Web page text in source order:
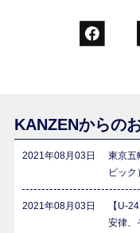
KANZENからの
2021年08月03日
東京
ピック）
2021年08月03日
【U-
安律、